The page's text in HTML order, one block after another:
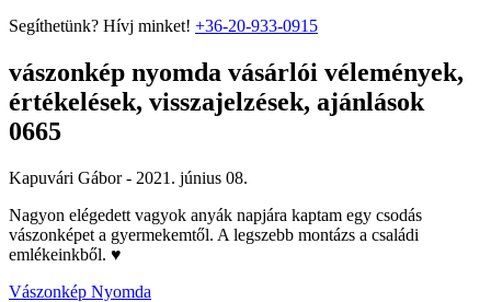
Segíthetünk? Hívj minket! +36-20-933-0915
vászonkép nyomda vásárlói vélemények,
értékelések, visszajelzések, ajánlások
0665
Kapuvári Gábor - 2021. június 08.
Nagyon elégedett vagyok anyák napjára kaptam egy csodás
vászonképet a gyermekemtől. A legszebb montázs a családi
emlékeinkből. ♥️
Vászonkép Nyomda